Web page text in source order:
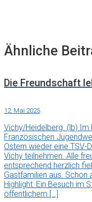
Ähnliche
Die Freundschaft
12. Mai 2025
Vichy/Heidelberg. (lb)
Französischen
Ostern wieder eine
Vichy teilnehmen. Alle
entsprechend herzlich
Gastfamilien aus. Schon
Highlight: Ein Besuch im
öffentlichem […]